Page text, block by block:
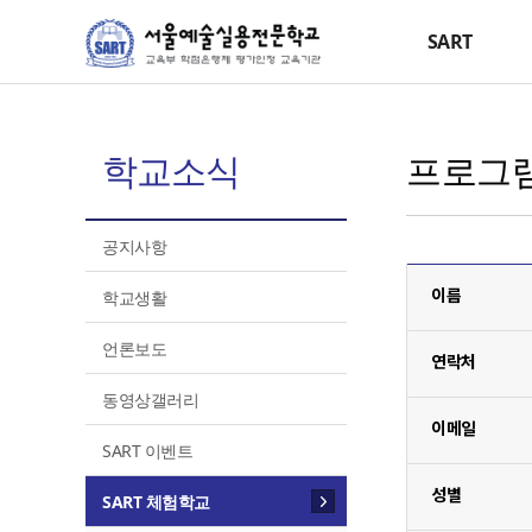
SART
학교소식
공지사항
학교생활
언론보도
동영상갤러리
SART 이벤트
SART 체험학교
프로그
이름
연락처
이메일
성별